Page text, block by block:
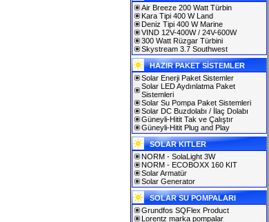
Air Breeze 200 Watt Türbin
Kara Tipi 400 W Land
Deniz Tipi 400 W Marine
VIND 12V-400W / 24V-600W
300 Watt Rüzgar Türbini
Skystream 3.7 Southwest
HAZIR PAKET SİSTEMLER
Solar Enerji Paket Sistemler
Solar LED Aydınlatma Paket
Sistemleri
Solar Su Pompa Paket Sistemleri
Solar DC Buzdolabı / İlaç Dolabı
Güneyli-Hitit Tak ve Çalıştır
Güneyli-Hitit Plug and Play
SOLAR KITLER
NORM - SolaLight 3W
NORM - ECOBOXX 160 KIT
Solar Armatür
Solar Generator
SOLAR SU POMPALARI
Grundfos SQFlex Product
Lorentz marka pompalar